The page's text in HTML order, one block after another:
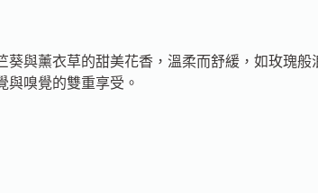
與薰衣草的甜美花香，溫柔而舒緩，如玫瑰
與嗅覺的雙重享受。